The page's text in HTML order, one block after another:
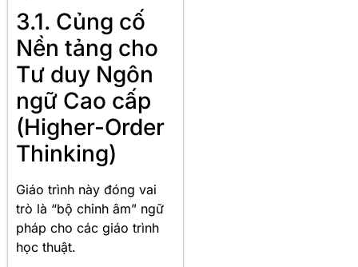
3.1. Củng cố
Nền tảng cho
Tư duy Ngôn
ngữ Cao cấp
(Higher-Order
Thinking)
Giáo trình này đóng vai
trò là “bộ chỉnh âm” ngữ
pháp cho các giáo trình
học thuật.